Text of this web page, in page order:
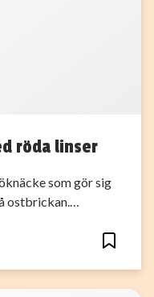
röda linser
som gör sig
ostbrickan.…